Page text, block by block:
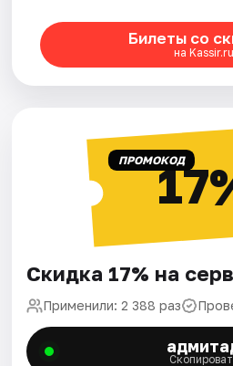
Билеты со
на Kassir.ru
ПРОМОКОД
Скидка 17% на
Применили: 2 388 раз